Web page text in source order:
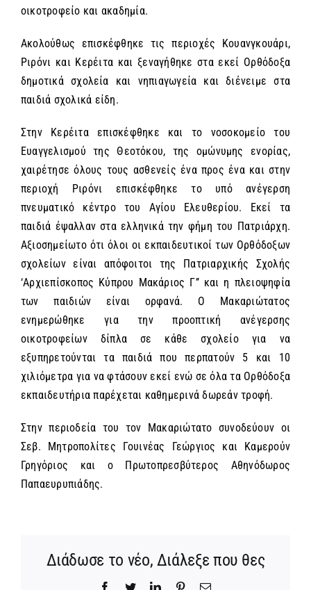
οικοτροφείο και ακαδημία.
Ακολούθως επισκέφθηκε τις περιοχές Κουανγκουάρι,
Ριρόνι και Κερέιτα και ξεναγήθηκε στα εκεί Ορθόδοξα
δημοτικά σχολεία και νηπιαγωγεία και διένειμε στα
παιδιά σχολικά είδη.
Στην Κερέιτα επισκέφθηκε και το νοσοκομείο του
Ευαγγελισμού της Θεοτόκου, της ομώνυμης ενορίας,
χαιρέτησε όλους τους ασθενείς ένα προς ένα και στην
περιοχή Ριρόνι επισκέφθηκε το υπό ανέγερση
πνευματικό κέντρο του Αγίου Ελευθερίου. Εκεί τα
παιδιά έψαλλαν στα ελληνικά την φήμη του Πατριάρχη.
Αξιοσημείωτο ότι όλοι οι εκπαιδευτικοί των Ορθόδοξων
σχολείων είναι απόφοιτοι της Πατριαρχικής Σχολής
‘Αρχιεπίσκοπος Κύπρου Μακάριος Γ’’ και η πλειοψηφία
των παιδιών είναι ορφανά. Ο Μακαριώτατος
ενημερώθηκε για την προοπτική ανέγερσης
οικοτροφείων δίπλα σε κάθε σχολείο για να
εξυπηρετούνται τα παιδιά που περπατούν 5 και 10
χιλιόμετρα για να φτάσουν εκεί ενώ σε όλα τα Ορθόδοξα
εκπαιδευτήρια παρέχεται καθημερινά δωρεάν τροφή.
Στην περιοδεία του τον Μακαριώτατο συνοδεύουν οι
Σεβ. Μητροπολίτες Γουινέας Γεώργιος και Καμερούν
Γρηγόριος και ο Πρωτοπρεσβύτερος Αθηνόδωρος
Παπαευρυπιάδης.
Διάδωσε το νέο, Διάλεξε που θες
Facebook
TwitterLinkedInPinterestEmail